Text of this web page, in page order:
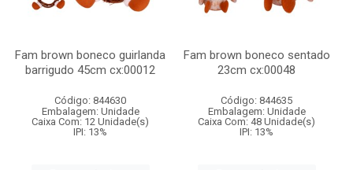
Fam brown boneco guirlanda
barrigudo 45cm cx:00012
Código: 844630
Embalagem: Unidade
Caixa Com: 12 Unidade(s)
IPI: 13%
Fam brown boneco sentado
23cm cx:00048
Código: 844635
Embalagem: Unidade
Caixa Com: 48 Unidade(s)
IPI: 13%